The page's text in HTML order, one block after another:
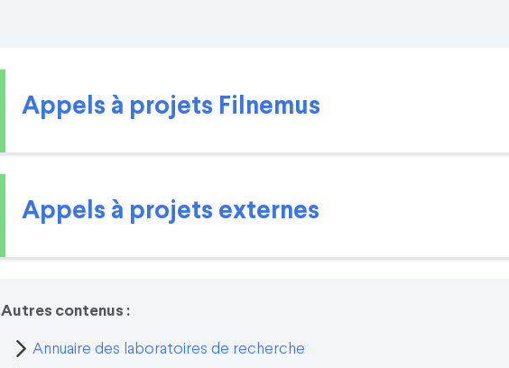
Appels à projets Filnemus
Appels à projets externes
Autres contenus :
Annuaire des laboratoires de recherche